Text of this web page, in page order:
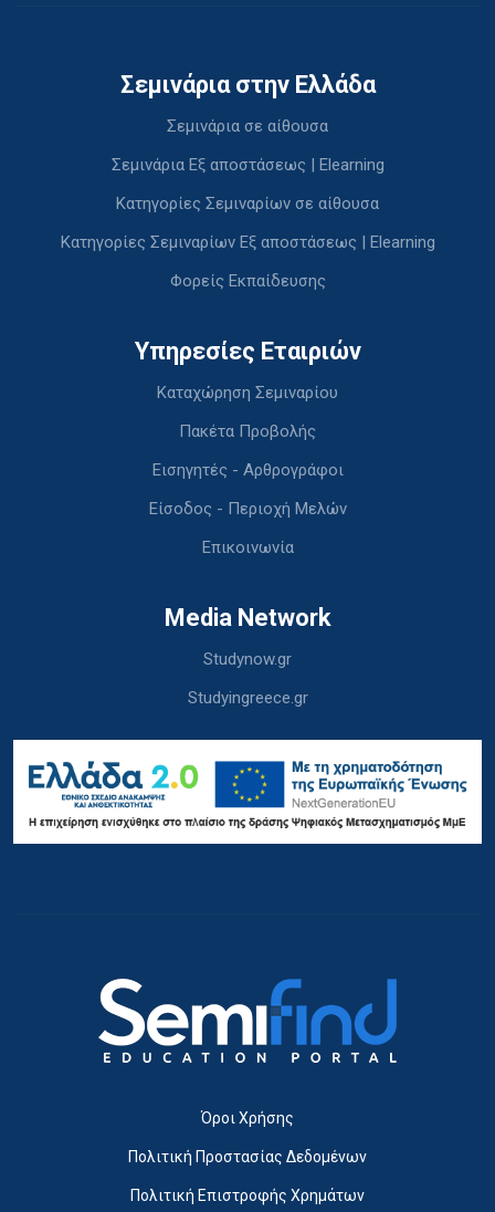
Σεμινάρια στην Ελλάδα
Σεμινάρια σε αίθουσα
Σεμινάρια Εξ αποστάσεως | Elearning
Κατηγορίες Σεμιναρίων σε αίθουσα
Κατηγορίες Σεμιναρίων Εξ αποστάσεως | Elearning
Φορείς Εκπαίδευσης
Υπηρεσίες Εταιριών
Καταχώρηση Σεμιναρίου
Πακέτα Προβολής
Εισηγητές - Αρθρογράφοι
Είσοδος - Περιοχή Μελών
Επικοινωνία
Media Network
Studynow.gr
Studyingreece.gr
Όροι Χρήσης
Πολιτική Προστασίας Δεδομένων
Πολιτική Επιστροφής Χρημάτων